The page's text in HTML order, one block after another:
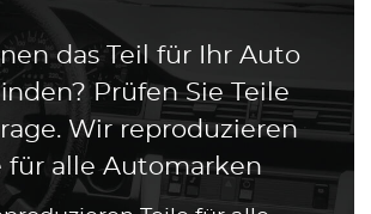
das Teil für Ihr Auto
Prüfen Sie Teile
Wir reproduzieren
für alle Automarken